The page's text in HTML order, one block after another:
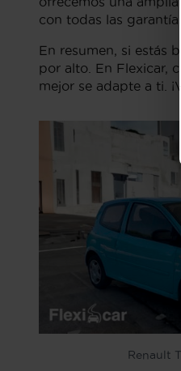
con todas las
En resumen, si estás
por alto. En Flexicar,
mejor se adapte a ti.
Renault